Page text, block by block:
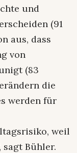
und
(91
aus, dass
von
(83
die
werden für
weil
sagt Bühler.